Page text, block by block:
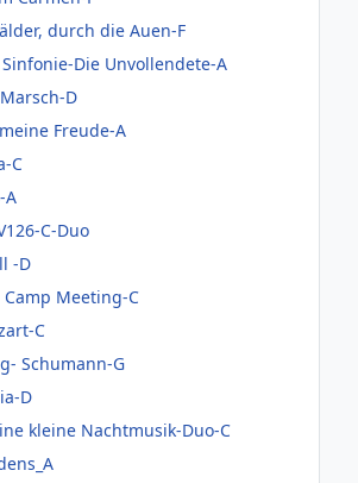
durch die Auen-F
Die Unvollendete-A
D
Freude-A
C
A
C-Duo
-D
Meeting-C
C
Schumann-G
D
kleine Nachtmusik-Duo-C